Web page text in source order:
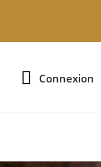
Connexion